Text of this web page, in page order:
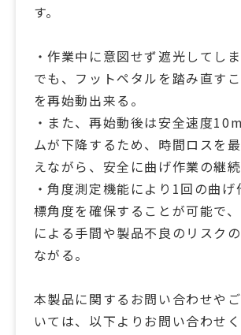
す。
・作業中に意図せず遮光してし
でも、フットペタルを踏み直す
を再始動出来る。
・また、再始動後は安全速度
ムが下降するため、時間ロスを
えながら、安全に曲げ作業の継続
・角度測定機能により1回の曲げ
標角度を確保することが可能で
による手間や製品不良のリスク
ながる。
本製品に関するお問い合わせや
いては、以下よりお問い合わせく